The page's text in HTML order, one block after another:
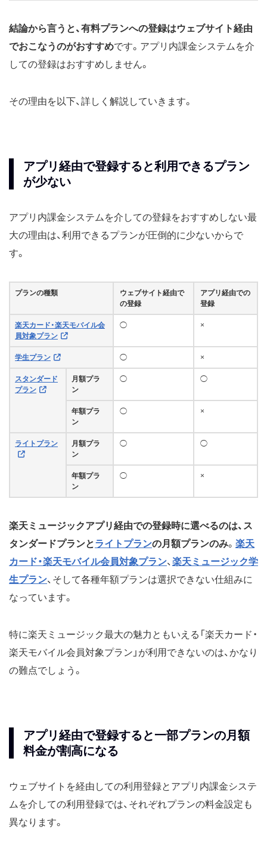
結論から言うと、有料プランへの登録はウェブサイト経由
でおこなうのがおすすめです。アプリ内課金システムを介
しての登録はおすすめしません。
その理由を以下、詳しく解説していきます。
アプリ経由で登録すると利用できるプラン
が少ない
アプリ内課金システムを介しての登録をおすすめしない最
大の理由は、利用できるプランが圧倒的に少ないからで
す。
プランの種類
ウェブサイト経由で
の登録
アプリ経由での
登録
楽天カード・楽天モバイル会
員対象プラン
◯ ×
学生プラン ◯ ×
スタンダード
プラン
月額プラ
ン
◯ ◯
年額プラ
ン
◯ ×
ライトプラン
月額プラ
ン
◯ ◯
年額プラ
ン
◯ ×
楽天ミュージックアプリ経由での登録時に選べるのは、ス
タンダードプランとライトプランの月額プランのみ。 楽天
カード・楽天モバイル会員対象プラン、楽天ミュージック学
生プラン、そして各種年額プランは選択できない仕組みに
なっています。
特に楽天ミュージック最大の魅力ともいえる「楽天カード・
楽天モバイル会員対象プラン」が利用できないのは、かなり
の難点でしょう。
アプリ経由で登録すると一部プランの月額
料金が割高になる
ウェブサイトを経由しての利用登録とアプリ内課金システ
ムを介しての利用登録では、それぞれプランの料金設定も
異なります。